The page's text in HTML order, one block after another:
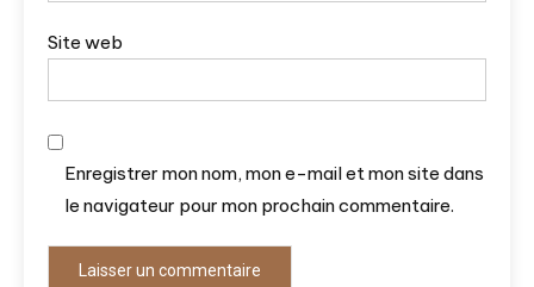
Site web
Enregistrer mon nom, mon e-mail et mon site dans
le navigateur pour mon prochain commentaire.